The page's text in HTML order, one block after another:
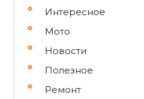
Интересное
Мото
Новости
Полезное
Ремонт